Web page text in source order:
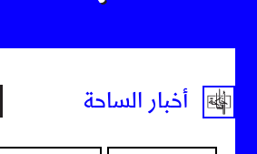
أخبار الساحة